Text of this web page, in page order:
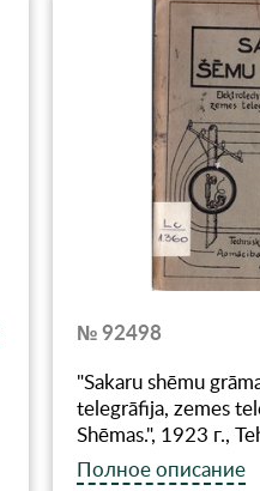
№ 92498
"Sakaru shēmu
telegrāfija, zemes
Shēmas.", 1923 г.,
Полное описание